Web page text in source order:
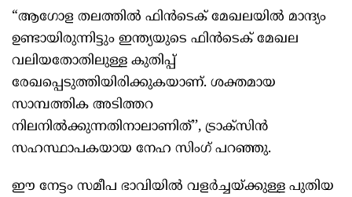
“ആഗോള തലത്തിൽ ഫിൻടെക് മേഖലയിൽ മാന്ദ്യം
ഉണ്ടായിരുന്നിട്ടും ഇന്ത്യയുടെ ഫിൻടെക് മേഖല
വലിയതോതിലുള്ള കുതിപ്പ്‌
രേഖപ്പെടുത്തിയിരിക്കുകയാണ്. ശക്തമായ
സാമ്പത്തിക അടിത്തറ
നിലനിൽക്കുന്നതിനാലാണിത്’’, ട്രാക്സിൻ
സഹസ്ഥാപകയായ നേഹ സിംഗ് പറഞ്ഞു.
ഈ നേട്ടം സമീപ ഭാവിയിൽ വളർച്ചയ്ക്കുള്ള പുതിയ